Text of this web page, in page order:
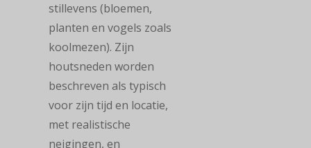
stillevens (bloemen,
planten en vogels zoals
koolmezen). Zijn
houtsneden worden
beschreven als typisch
voor zijn tijd en locatie,
met realistische
neigingen, en